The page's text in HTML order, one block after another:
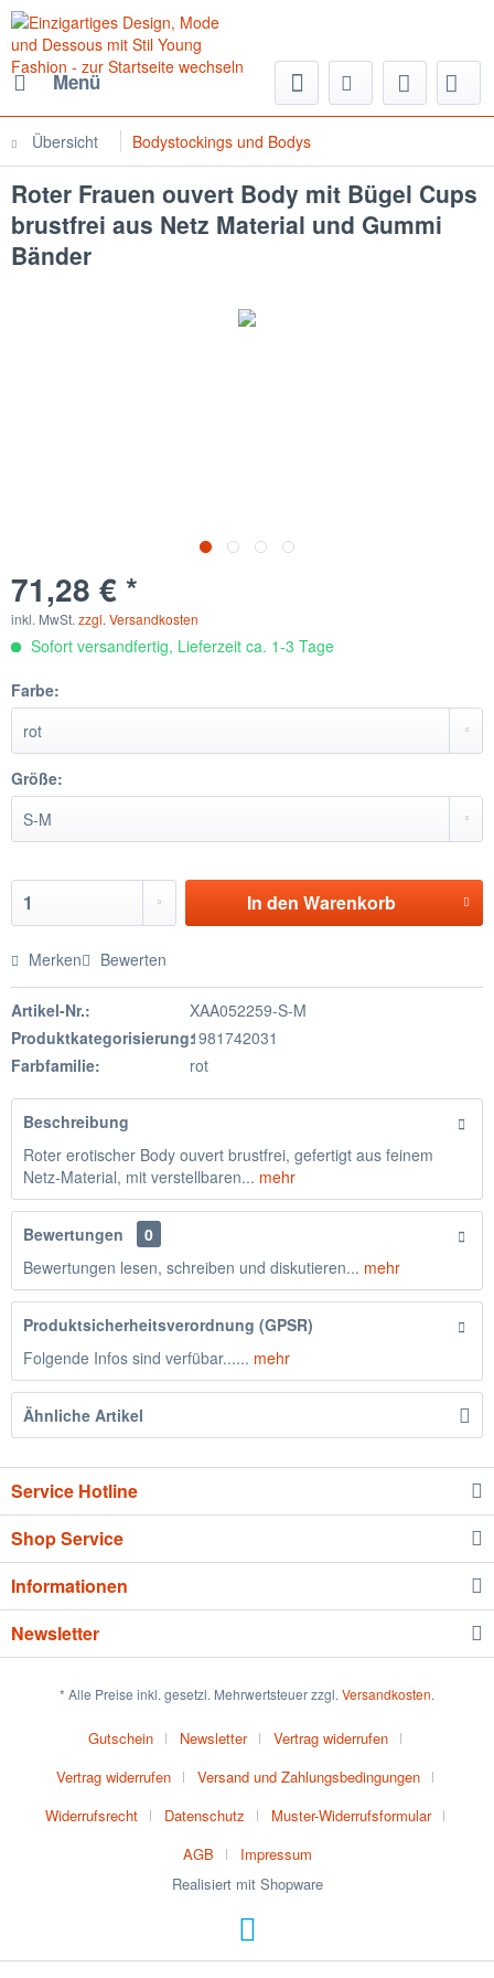
Menü
Übersicht Bodystockings und Bodys
Roter Frauen ouvert Body mit Bügel Cups
brustfrei aus Netz Material und Gummi
Bänder
71,28 € *
inkl. MwSt. zzgl. Versandkosten
Sofort versandfertig, Lieferzeit ca. 1-3 Tage
Farbe:
Größe:
In den Warenkorb
Merken Bewerten
Artikel-Nr.:
XAA052259-S-M
Produktkategorisierung:1981742031
Farbfamilie:
rot
Beschreibung
Roter erotischer Body ouvert brustfrei, gefertigt aus feinem
Netz-Material, mit verstellbaren... mehr
Bewertungen
0
Bewertungen lesen, schreiben und diskutieren... mehr
Produktsicherheitsverordnung (GPSR)
Folgende Infos sind verfübar...... mehr
Ähnliche Artikel
Service Hotline
Shop Service
Informationen
Newsletter
* Alle Preise inkl. gesetzl. Mehrwertsteuer zzgl. Versandkosten.
Gutschein Newsletter
Vertrag widerrufen
Vertrag widerrufen
Versand und Zahlungsbedingungen
Widerrufsrecht
Datenschutz
Muster-Widerrufsformular
AGB
Impressum
Realisiert mit Shopware